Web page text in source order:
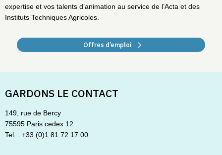
expertise et vos talents d’animation au service de l’Acta et des
Instituts Techniques Agricoles.
Offres d’emploi
GARDONS LE CONTACT
149, rue de Bercy
75595 Paris cedex 12
Tel. : +33 (0)1 81 72 17 00